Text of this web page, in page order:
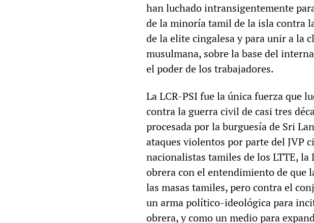
han luchado intransigentemente
de la minoría tamil de la isla contra
de la elite cingalesa y para unir a la
musulmana, sobre la base del
el poder de los trabajadores.
La LCR-PSI fue la única fuerza que
contra la guerra civil de casi tres
procesada por la burguesía de Sri
ataques violentos por parte del JVP
nacionalistas tamiles de los LTTE, la
obrera con el entendimiento de que
las masas tamiles, pero contra el
un arma político-ideológica para
obrera, y como un medio para